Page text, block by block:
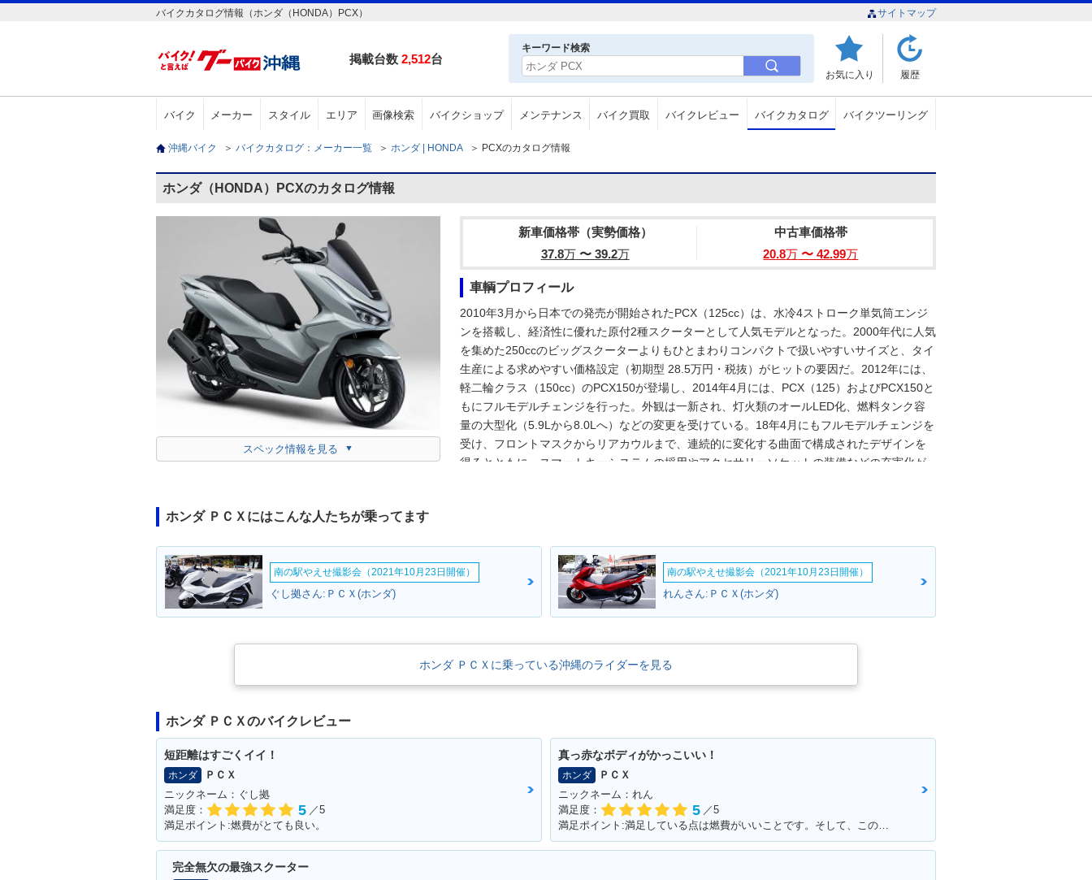
バイクカタログ情報（ホンダ（HONDA）PCX） サイトマップ
掲載台数 2,512台
キーワード検索
お気に入り 履歴
バイク メーカー スタイル エリア 画像検索 バイクショップ メンテナンス バイク買取 バイクレビュー バイクカタログ バイクツーリング
沖縄バイク ＞ バイクカタログ：メーカー一覧 ＞ ホンダ | HONDA ＞ PCXのカタログ情報
ホンダ（HONDA）PCXのカタログ情報
スペック情報を見る
新車価格帯（実勢価格）
37.8万〜 39.2万
中古車価格帯
20.8万 〜 42.99万
車輌プロフィール
2010年3月から日本での発売が開始されたPCX（125cc）は、水冷4ストローク単気筒エンジ
ンを搭載し、経済性に優れた原付2種スクーターとして人気モデルとなった。2000年代に人気
を集めた250ccのビッグスクーターよりもひとまわりコンパクトで扱いやすいサイズと、タイ
生産による求めやすい価格設定（初期型 28.5万円・税抜）がヒットの要因だ。2012年には、
軽二輪クラス（150cc）のPCX150が登場し、2014年4月には、PCX（125）およびPCX150と
もにフルモデルチェンジを行った。外観は一新され、灯火類のオールLED化、燃料タンク容
量の大型化（5.9Lから8.0Lへ）などの変更を受けている。18年4月にもフルモデルチェンジを
受け、フロントマスクからリアカウルまで、連続的に変化する曲面で構成されたデザインを
得るとともに、スマートキーシステムの採用やアクセサリーソケットの装備などの充実化が
から販売された。2023年1月発売モデルで、平成32年（令和2年）排出ガス規制に適合した。
2024年11月開催のEICMA2024（ミラノショー）において、新デザインを得たPCX125（欧州
での名称）が発表され、日本では、2025年2月にPCXとして発売された。
ホンダ ＰＣＸにはこんな人たちが乗ってます
南の駅やえせ撮影会（2021年10月23日開催）
ぐし拠さん:ＰＣＸ(ホンダ)
南の駅やえせ撮影会（2021年10月23日開催）
れんさん:ＰＣＸ(ホンダ)
ホンダ ＰＣＸに乗っている沖縄のライダーを見る
ホンダ ＰＣＸのバイクレビュー
短距離はすごくイイ！
ホンダ
ＰＣＸ
ニックネーム：ぐし拠
満足度：
5 ／5
満足ポイント:燃費がとても良い。
真っ赤なボディがかっこいい！
ホンダ
ＰＣＸ
ニックネーム：れん
満足度：
5 ／5
満足ポイント:満足している点は燃費がいいことです。そして、この赤色がこだわりポイントです！
完全無欠の最強スクーター